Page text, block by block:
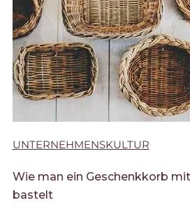
UNTERNEHMENSKULTUR
Wie man ein Geschenkkorb
bastelt